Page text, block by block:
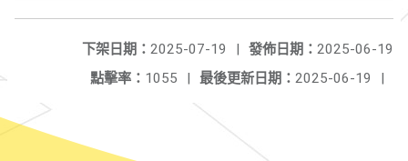
發佈日期： 2025-06-19
下架日期： 2025-07-19
|
最後更新日期： 2025-06-19 |
點擊率： 1055 |